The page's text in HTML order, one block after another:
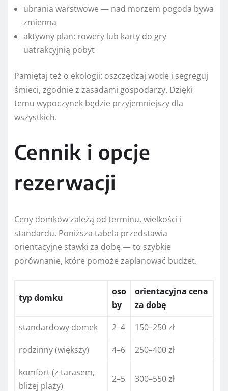
ubrania warstwowe — nad morzem pogoda bywa
zmienna
aktywny plan: rowery lub karty do gry
uatrakcyjnią pobyt
Pamiętaj też o ekologii: oszczędzaj wodę i segreguj
śmieci, zgodnie z zasadami gospodarzy. Dzięki
temu wypoczynek będzie przyjemniejszy dla
wszystkich.
Cennik i opcje
rezerwacji
Ceny domków zależą od terminu, wielkości i
standardu. Poniższa tabela przedstawia
orientacyjne stawki za dobę — to szybkie
porównanie, które pomoże zaplanować budżet.
typ domku
oso
by
orientacyjna cena
za dobę
standardowy domek
2–4
150–250 zł
rodzinny (większy)
4–6
250–400 zł
komfort (z tarasem,
bliżej plaży)
2–5 300–550 zł